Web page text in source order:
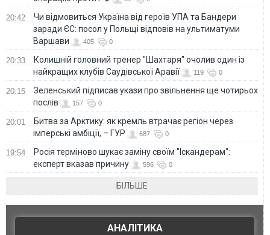
20:42
Чи відмовиться Україна від героїв УПА та Бандери
заради ЄС: посол у Польщі відповів на ультиматуми
Варшави
405 0
20:33
Колишній головний тренер "Шахтаря" очолив один із
найкращих клубів Саудівської Аравії
119 0
20:15
Зеленський підписав укази про звільнення ще чотирьох
послів
157 0
20:01
Битва за Арктику: як кремль втрачає регіон через
імперські амбіції, – ГУР
687 0
19:54
Росія терміново шукає заміну своїм "Іскандерам":
експерт вказав причину
596 0
БІЛЬШЕ
АНАЛІТИКА